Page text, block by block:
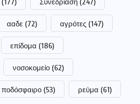
ααδε (72) αγρότες (147)
επίδομα (186)
νοσοκομείο (62)
ποδόσφαιρο (53) ρεύμα (61)